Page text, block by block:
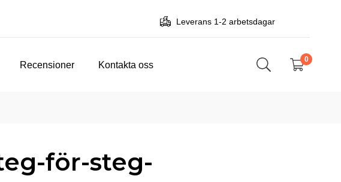
Leverans 1-2 arbetsdagar
Recensioner Kontakta oss 0
för-steg-